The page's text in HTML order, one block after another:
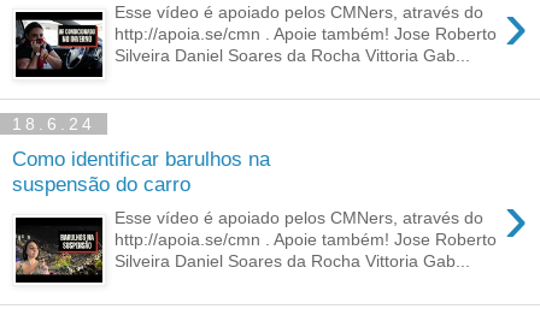
›
Esse vídeo é apoiado pelos CMNers, através do
http://apoia.se/cmn . Apoie também! Jose Roberto
Silveira Daniel Soares da Rocha Vittoria Gab...
18.6.24
Como identificar barulhos na
suspensão do carro
›
Esse vídeo é apoiado pelos CMNers, através do
http://apoia.se/cmn . Apoie também! Jose Roberto
Silveira Daniel Soares da Rocha Vittoria Gab...